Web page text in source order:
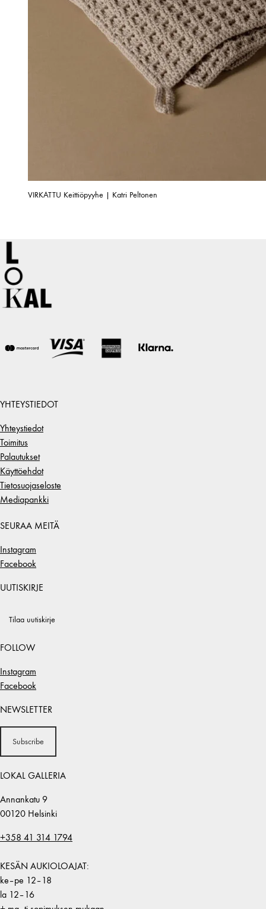
VIRKATTU Keittiöpyyhe | Katri Peltonen
YHTEYSTIEDOT
Yhteystiedot
Toimitus
Palautukset
Käyttöehdot
Tietosuojaseloste
Mediapankki
SEURAA MEITÄ
Instagram
Facebook
UUTISKIRJE
Tilaa uutiskirje
FOLLOW
Instagram
Facebook
NEWSLETTER
Subscribe
LOKAL GALLERIA
Annankatu 9
00120 Helsinki
+358 41 314 1794
KESÄN AUKIOLOAJAT:
ke–pe 12–18
la 12–16